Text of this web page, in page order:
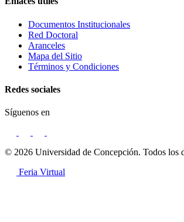
Documentos Institucionales
Red Doctoral
Aranceles
Mapa del Sitio
Términos y Condiciones
Redes sociales
Síguenos en
© 2026 Universidad de Concepción. Todos los
Feria Virtual